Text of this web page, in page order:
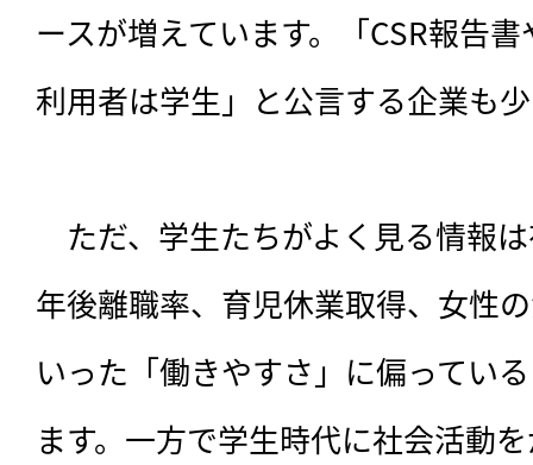
ースが増えています。「CSR報告
利用者は学生」と公言する企業も
ただ、学生たちがよく見る情報
年後離職率、育児休業取得、女性
いった「働きやすさ」に偏ってい
ます。一方で学生時代に社会活動